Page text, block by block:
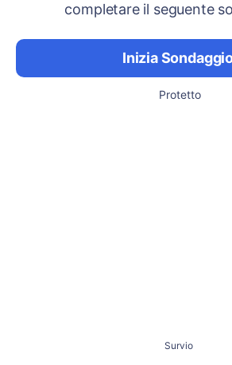
completare il seguente
Inizia
Protetto
Survio